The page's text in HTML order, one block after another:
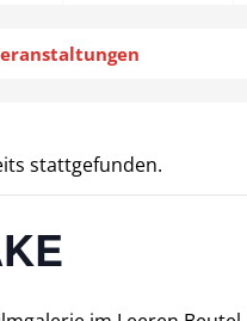
stattgefunden.